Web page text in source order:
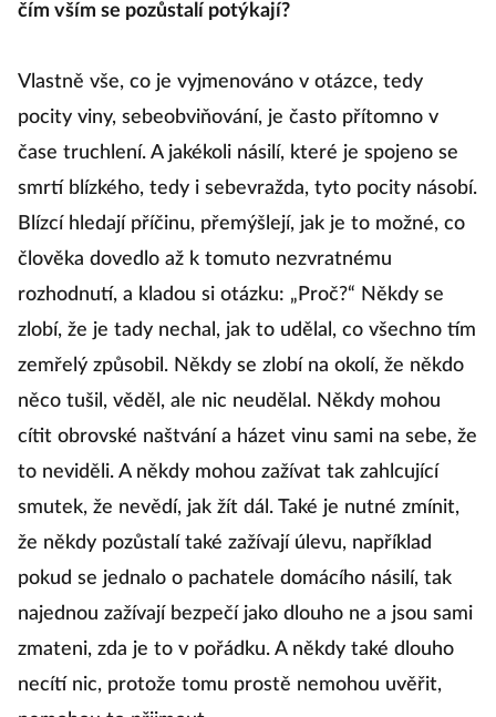
čím vším se pozůstalí potýkají?
Vlastně vše, co je vyjmenováno v otázce, tedy
pocity viny, sebeobviňování, je často přítomno v
čase truchlení. A jakékoli násilí, které je spojeno se
smrtí blízkého, tedy i sebevražda, tyto pocity násobí.
Blízcí hledají příčinu, přemýšlejí, jak je to možné, co
člověka dovedlo až k tomuto nezvratnému
rozhodnutí, a kladou si otázku: „Proč?“ Někdy se
zlobí, že je tady nechal, jak to udělal, co všechno tím
zemřelý způsobil. Někdy se zlobí na okolí, že někdo
něco tušil, věděl, ale nic neudělal. Někdy mohou
cítit obrovské naštvání a házet vinu sami na sebe, že
to neviděli. A někdy mohou zažívat tak zahlcující
smutek, že nevědí, jak žít dál. Také je nutné zmínit,
že někdy pozůstalí také zažívají úlevu, například
pokud se jednalo o pachatele domácího násilí, tak
najednou zažívají bezpečí jako dlouho ne a jsou sami
zmateni, zda je to v pořádku. A někdy také dlouho
necítí nic, protože tomu prostě nemohou uvěřit,